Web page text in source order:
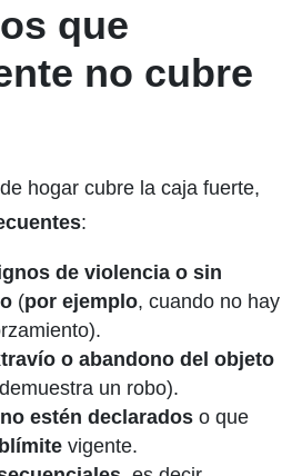
que
no cubre
hogar cubre la caja fuerte,
:
de violencia o sin
(por ejemplo, cuando no hay
o abandono del objeto
un robo).
no estén declarados o que
vigente.